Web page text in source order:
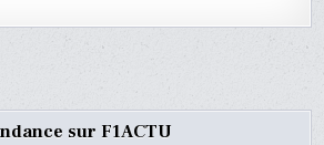
sur F1ACTU